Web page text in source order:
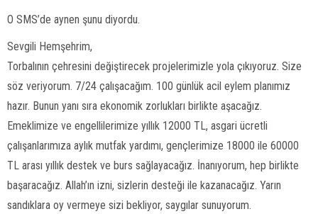
O SMS’de aynen şunu diyordu.
Sevgili Hemşehrim,
Torbalının çehresini değiştirecek projelerimizle yola çıkıyoruz. Size
söz veriyorum. 7/24 çalışacağım. 100 günlük acil eylem planımız
hazır. Bunun yanı sıra ekonomik zorlukları birlikte aşacağız.
Emeklimize ve engellilerimize yıllık 12000 TL, asgari ücretli
çalışanlarımıza aylık mutfak yardımı, gençlerimize 18000 ile 60000
TL arası yıllık destek ve burs sağlayacağız. İnanıyorum, hep birlikte
başaracağız. Allah’ın izni, sizlerin desteği ile kazanacağız. Yarın
sandıklara oy vermeye sizi bekliyor, saygılar sunuyorum.